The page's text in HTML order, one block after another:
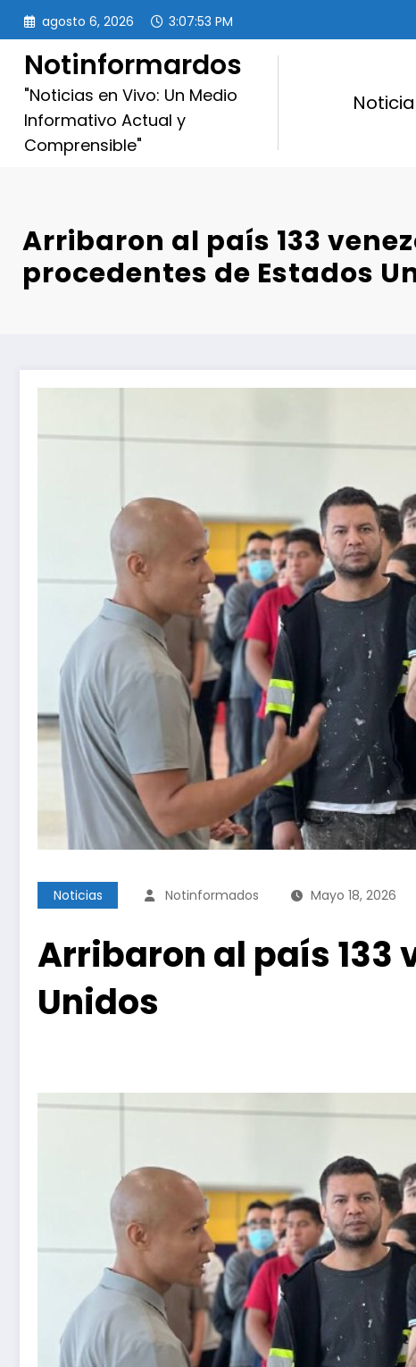
Saltar
contenido
agosto 6, 2026 3:07:54 PM
Notinformardos
"Noticias en Vivo: Un Medio
Informativo Actual y
Comprensible"
Arribaron al país 133
procedentes de Estados
Noticias Notinformados Mayo 18, 2026
Arribaron al país 133
Unidos